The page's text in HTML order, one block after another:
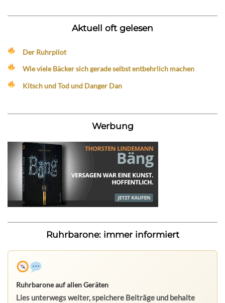
Aktuell oft gelesen
Der Ruhrpilot
Wie viele Bäcker sich gerade selbst entbehrlich machen
Kitsch und Tod und Danger Dan
Werbung
Ruhrbarone: immer informiert
Ruhrbarone auf allen Geräten
Lies unterwegs weiter, speichere Beiträge und behalte